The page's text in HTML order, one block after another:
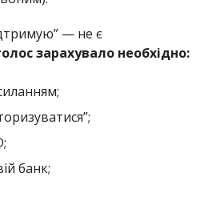
— не є
зарахувало необхідно:
банк;